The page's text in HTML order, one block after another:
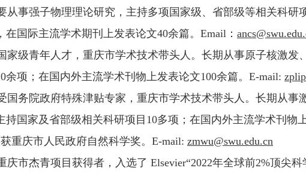
从事强子物理理论研究，主持多项国家级、省部级等相关科研
国际主流学术期刊上发表论文40余篇。Email：
家级青年人才，重庆市学术技术带头人。长期从事原子核激发
余项；在国内外主流学术刊物上发表论文100余篇。E-mail:
国务院政府特殊津贴专家，重庆市学术技术带头人。长期从事
持国家及省部级相关科研项目10多项；在国内外主流学术刊物
重庆市人民政府自然科学奖。E-mail: zmwu@swu.edu.cn
庆市杰青项目获得者，入选了 Elsevier“2022年全球前2%顶尖科